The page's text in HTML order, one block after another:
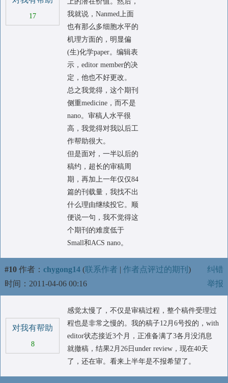
17
我就说，Nanmed上面
也有那么多细胞水平的
机理方面的，明显偏
(生)化学paper。编辑表
示，editor member的决
定，他也不好更改。
总之我觉得，这个期刊
侧重medicine，而不是
nano。审稿人水平很
高，我觉得对我以后工
作帮助很大。
但是面对，一半以后的
稿约，超长的审稿周
期，再加上一年仅仅84
篇的刊载量，我找不出
什么理由继续投它。顺
便说一句，我不觉得这
个期刊的难度低于
Small和ACS nano。
#10 作者： chygong14 (联系作者 | 作者点评过的期刊 )
时间：2011-04-06 00:16
纠错
举报
对我有帮助
8
感觉太慢了，不仅是审稿过程，整个稿件受理过
程也是非常之慢的。我的稿子12月6号投的，with
editor状态接近3个月，正准备满了3各月没消息
就撤稿，结果2月26日under review，现在40天
了，还在审。看来上半年是不报希望了。